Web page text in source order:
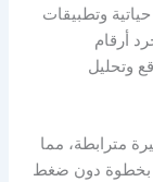
وتطبيقات
أرقام
وتحليل
مترابطة، مما
بخطوة دون ضغط